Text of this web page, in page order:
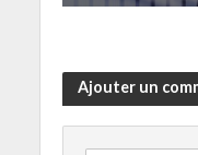
Ajouter un